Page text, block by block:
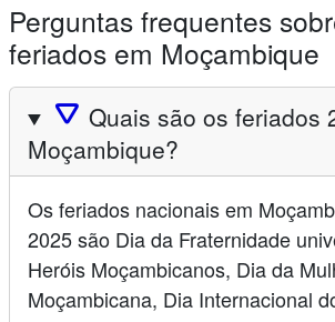
Perguntas frequentes
feriados em Moçambique
🛆 Quais são os feriados
Moçambique?
Os feriados nacionais em
2025 são Dia da Fraternidade
Heróis Moçambicanos, Dia da
Moçambicana, Dia Internacional